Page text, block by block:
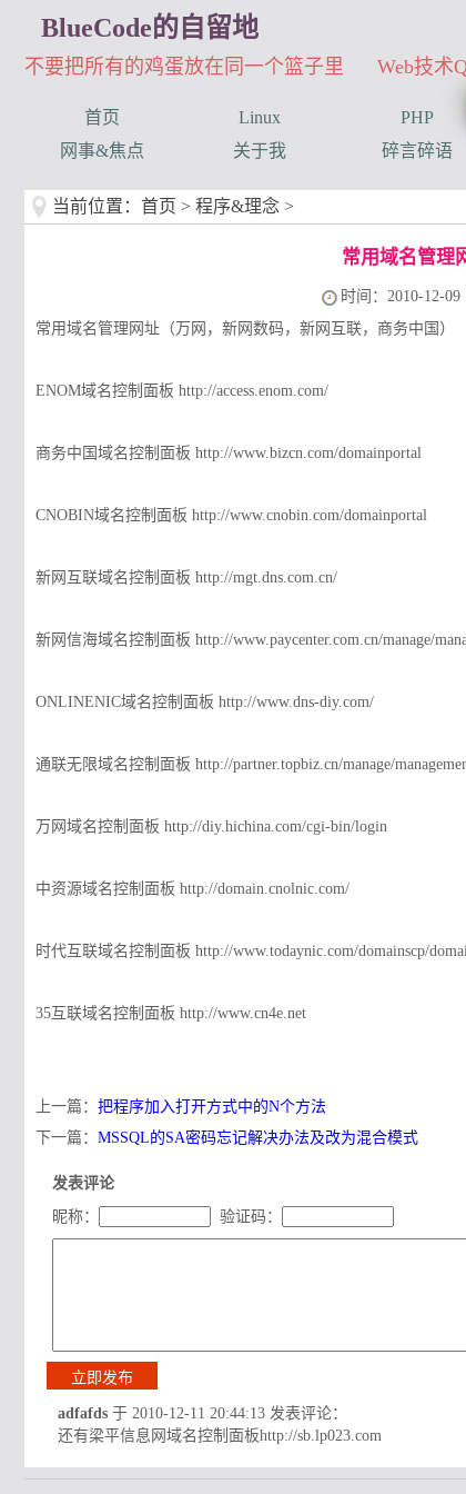
BlueCode的自留地
不要把所有的鸡蛋放在同一个篮子里 Web技术
首页 Linux PHP
网事&焦点
关于我 碎言碎语
当前位置： 首页 > 程序&理念 >
常用域名管理
时间：2010-12-09
常用域名管理网址（万网，新网数码，新网互联，商务中国）
ENOM域名控制面板 http://access.enom.com/
商务中国域名控制面板 http://www.bizcn.com/domainportal
CNOBIN域名控制面板 http://www.cnobin.com/domainportal
新网互联域名控制面板 http://mgt.dns.com.cn/
新网信海域名控制面板 http://www.paycenter.com.cn/manage/
ONLINENIC域名控制面板 http://www.dns-diy.com/
通联无限域名控制面板 http://partner.topbiz.cn/manage/
万网域名控制面板 http://diy.hichina.com/cgi-bin/login
中资源域名控制面板 http://domain.cnolnic.com/
时代互联域名控制面板 http://www.todaynic.com/domainscp/
35互联域名控制面板 http://www.cn4e.net
上一篇： 把程序加入打开方式中的N个方法
下一篇： MSSQL的SA密码忘记解决办法及改为混合模式
发表评论
昵称：
验证码：
adfafds 于 2010-12-11 20:44:13 发表评论：
还有梁平信息网域名控制面板http://sb.lp023.com